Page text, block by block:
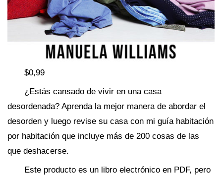
$0,99
¿Estás cansado de vivir en una casa
desordenada? Aprenda la mejor manera de abordar el
desorden y luego revise su casa con mi guía habitación
por habitación que incluye más de 200 cosas de las
que deshacerse.
Este producto es un libro electrónico en PDF, pero